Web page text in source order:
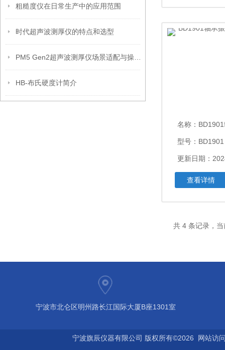
粗糙度仪在日常生产中的应用范围
时代超声波测厚仪的特点和选型
HB-布氏硬度计简介
名称： BD1901轴承
型号：BD1901
更新日期：
查看详情
共 4 条记录，
宁波市北仑区明州路长江国际大厦B座1301室
宁波旗辰仪器有限公司 版权所有©2026 网站